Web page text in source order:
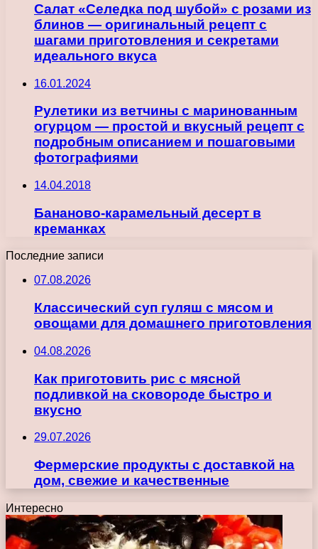
Салат «Селедка под шубой» с розами из
блинов — оригинальный рецепт с
шагами приготовления и секретами
идеального вкуса
16.01.2024
Рулетики из ветчины с маринованным
огурцом — простой и вкусный рецепт с
подробным описанием и пошаговыми
фотографиями
14.04.2018
Бананово-карамельный десерт в
креманках
Последние записи
07.08.2026
Классический суп гуляш с мясом и
овощами для домашнего приготовления
04.08.2026
Как приготовить рис с мясной
подливкой на сковороде быстро и
вкусно
29.07.2026
Фермерские продукты с доставкой на
дом, свежие и качественные
Интересно